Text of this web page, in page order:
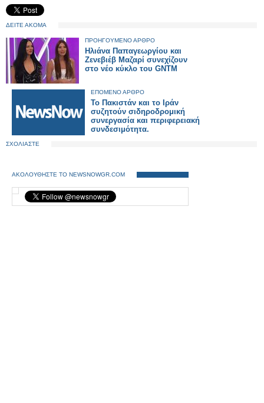
ΔΕΙΤΕ ΑΚΟΜΑ
ΠΡΟΗΓΟΥΜΕΝΟ ΑΡΘΡΟ
Ηλιάνα Παπαγεωργίου και
Ζενεβιέβ Μαζαρί συνεχίζουν
στο νέο κύκλο του GNTM
ΕΠΟΜΕΝΟ ΑΡΘΡΟ
Το Πακιστάν και το Ιράν
συζητούν σιδηροδρομική
συνεργασία και περιφερειακή
συνδεσιμότητα.
ΣΧΟΛΙΑΣΤΕ
ΑΚΟΛΟΥΘΗΣΤΕ ΤΟ NEWSNOWGR.COM